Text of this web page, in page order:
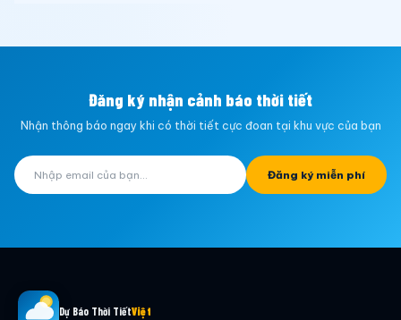
Đăng ký nhận cảnh báo thời tiết
Nhận thông báo ngay khi có thời tiết cực đoan tại khu vực của bạn
Đăng ký miễn phí
Dự Báo Thời TiếtViệt